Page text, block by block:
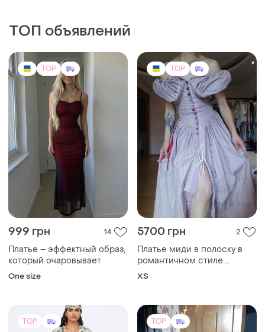
ТОП объявлений
TOP
999 грн 14
Платье – эффектный образ,
который очаровывает
One size
TOP
5700 грн 2
Платье миди в полоску в
романтичном стиле.
хлопок, пуговицы, имитация
ХS
TOP TOP